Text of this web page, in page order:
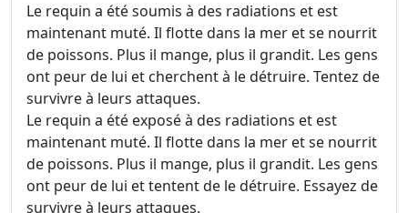
Le requin a été soumis à des radiations et est
maintenant muté. Il flotte dans la mer et se nourrit
de poissons. Plus il mange, plus il grandit. Les gens
ont peur de lui et cherchent à le détruire. Tentez de
survivre à leurs attaques.
Le requin a été exposé à des radiations et est
maintenant muté. Il flotte dans la mer et se nourrit
de poissons. Plus il mange, plus il grandit. Les gens
ont peur de lui et tentent de le détruire. Essayez de
survivre à leurs attaques.